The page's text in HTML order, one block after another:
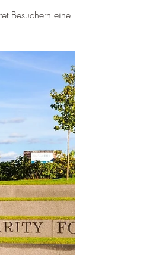
Besuchern eine